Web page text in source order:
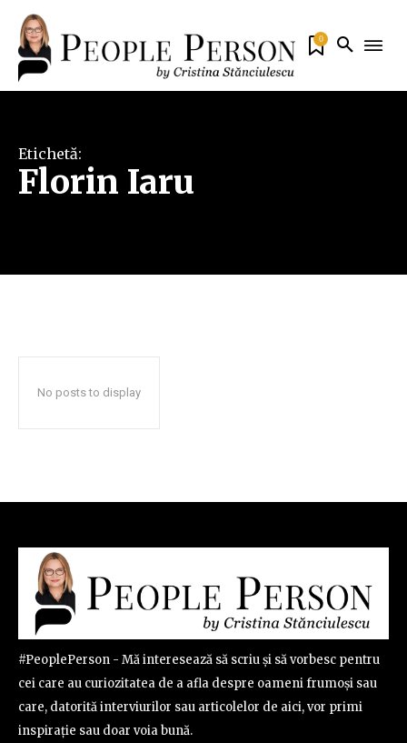
0
Etichetă:
Florin Iaru
No posts to display
#PeoplePerson - Mă interesează să scriu și să vorbesc pentru
cei care au curiozitatea de a afla despre oameni frumoși sau
care, datorită interviurilor sau articolelor de aici, vor primi
inspirație sau doar voia bună.